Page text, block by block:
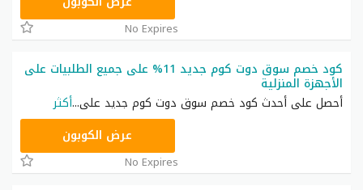
No Expires
كود خصم سوق دوت كوم جديد 11% على جميع الطلبيات على
الأجهزة المنزلية
أحصل على أحدث كود خصم سوق دوت كوم جديد على...أكثر
HOMEWFعرض الكوبون
No Expires